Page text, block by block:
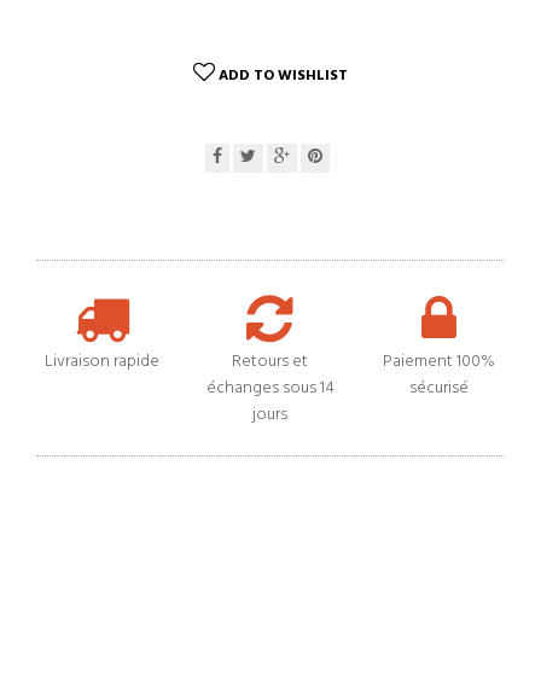
ADD TO WISHLIST
Livraison rapide
Retours et
échanges sous 14
jours
Paiement 100%
sécurisé